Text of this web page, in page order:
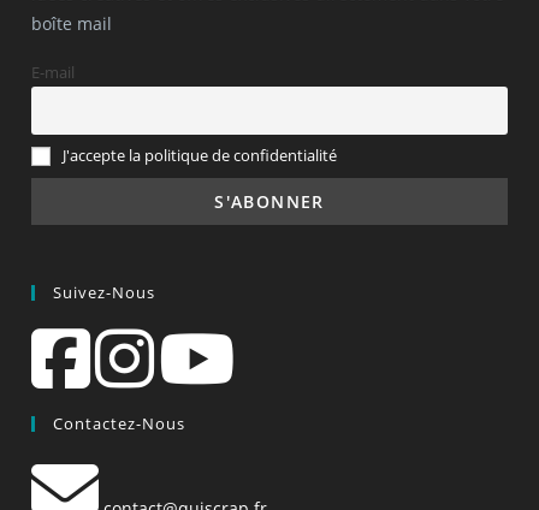
boîte mail
E-mail
J'accepte la politique de confidentialité
Suivez-Nous
Contactez-Nous